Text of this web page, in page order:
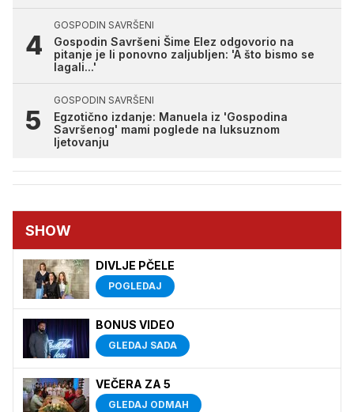
GOSPODIN SAVRŠENI
Gospodin Savršeni Šime Elez odgovorio na
pitanje je li ponovno zaljubljen: 'A što bismo se
lagali...'
GOSPODIN SAVRŠENI
Egzotično izdanje: Manuela iz 'Gospodina
Savršenog' mami poglede na luksuznom
ljetovanju
SHOW
DIVLJE PČELE
POGLEDAJ
BONUS VIDEO
GLEDAJ SADA
VEČERA ZA 5
GLEDAJ ODMAH